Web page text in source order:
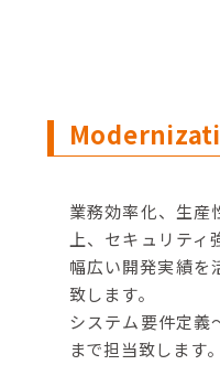
業務効率化、生産
上、セキュリテ
幅広い開発実績を
致します。
システム要件定義
まで担当致します。